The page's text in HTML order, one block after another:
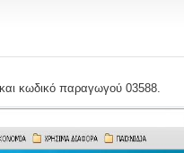
κωδικό παραγωγού 03588.